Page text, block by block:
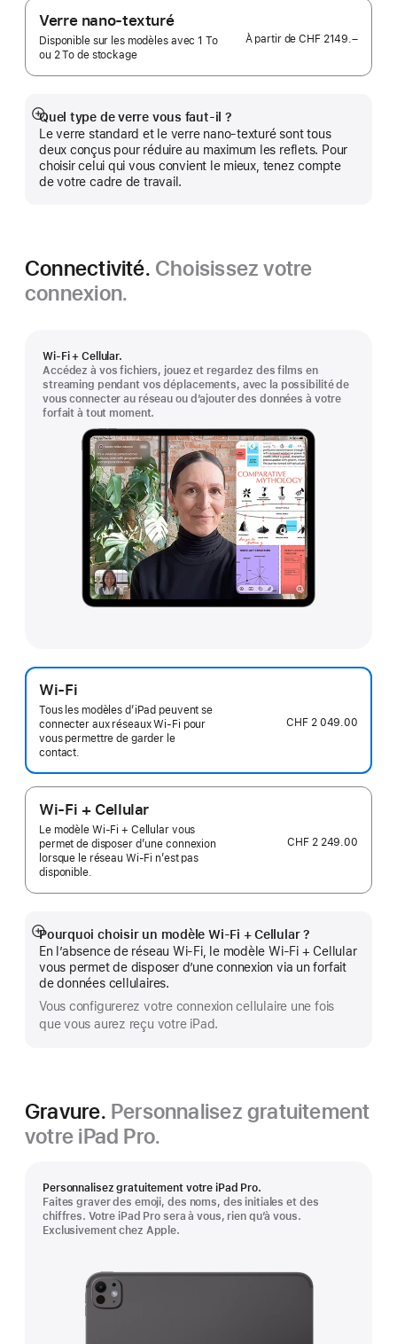
Verre nano-texturé
Disponible sur les modèles avec 1 To
ou 2 To de stockage
À partir deCHF 2149.–
Quel type de verre vous faut-il ?
Le verre standard et le verre nano-texturé sont tous
deux conçus pour réduire au maximum les reflets. Pour
choisir celui qui vous convient le mieux, tenez compte
de votre cadre de travail.
Afficher
plus
Connectivité. Choisissez votre
connexion.
Wi‑Fi + Cellular.
Accédez à vos fichiers, jouez et regardez des films en
streaming pendant vos déplacements, avec la possibilité de
vous connecter au réseau ou d’ajouter des données à votre
forfait à tout moment.
Wi-Fi
Tous les modèles d’iPad peuvent se
connecter aux réseaux Wi-Fi pour
vous permettre de garder le
contact.
CHF 2 049.00
Wi-Fi + Cellular
Le modèle Wi‑Fi + Cellular vous
permet de disposer d’une connexion
lorsque le réseau Wi‑Fi n’est pas
disponible.
CHF 2 249.00
Pourquoi choisir un modèle Wi‑Fi + Cellular ?
En l’absence de réseau Wi-Fi, le modèle Wi‑Fi + Cellular
vous permet de disposer d’une connexion via un forfait
de données cellulaires.
Vous configurerez votre connexion cellulaire une fois
que vous aurez reçu votre iPad.
Afficher
plus
Gravure. Personnalisez gratuitement
votre iPad Pro.
Personnalisez gratuitement votre iPad Pro.
Faites graver des emoji, des noms, des initiales et des
chiffres. Votre iPad Pro sera à vous, rien qu’à vous.
Exclusivement chez Apple.